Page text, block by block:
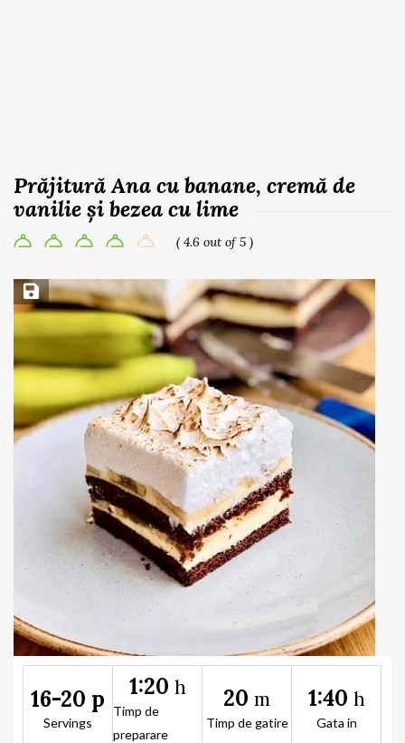
Prăjitură Ana cu banane, cremă de
vanilie și bezea cu lime
( 4.6 out of 5 )
Save Recipe
16-20 p
Servings
1:20 h
Timp de
preparare
20 m
Timp de gatire
1:40 h
Gata in